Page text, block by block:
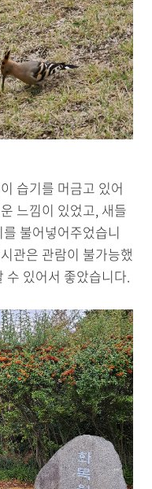
습기를 머금고 있어
느낌이 있었고, 새들
불어넣어주었습니
관은 관람이 불가능했
수 있어서 좋았습니다.